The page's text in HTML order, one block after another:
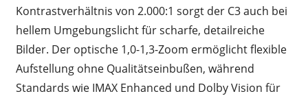
Kontrastverhältnis von 2.000:1 sorgt der C3 auch bei
hellem Umgebungslicht für scharfe, detailreiche
Bilder. Der optische 1,0-1,3-Zoom ermöglicht flexible
Aufstellung ohne Qualitätseinbußen, während
Standards wie IMAX Enhanced und Dolby Vision für